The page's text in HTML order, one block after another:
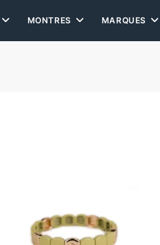
MONTRES MARQUES